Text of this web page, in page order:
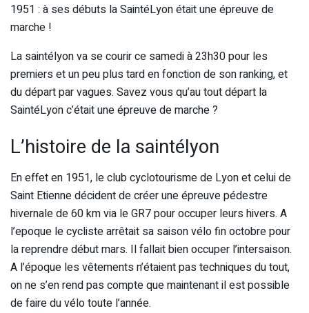
1951 : à ses débuts la SaintéLyon était une épreuve de
marche !
La saintélyon va se courir ce samedi à 23h30 pour les
premiers et un peu plus tard en fonction de son ranking, et
du départ par vagues. Savez vous qu’au tout départ la
SaintéLyon c’était une épreuve de marche ?
L’histoire de la saintélyon
En effet en 1951, le club cyclotourisme de Lyon et celui de
Saint Etienne décident de créer une épreuve pédestre
hivernale de 60 km via le GR7 pour occuper leurs hivers. A
l’epoque le cycliste arrêtait sa saison vélo fin octobre pour
la reprendre début mars. Il fallait bien occuper l’intersaison.
A l’époque les vêtements n’étaient pas techniques du tout,
on ne s’en rend pas compte que maintenant il est possible
de faire du vélo toute l’année.